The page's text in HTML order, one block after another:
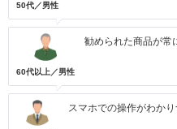
50代／男性
60代以上／男性
勧められた商品が常
スマホでの操作がわかり